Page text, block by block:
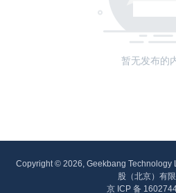
暂无发布的
Copyright © 2026, Geekbang Technology
股（北京）有
京 ICP 备